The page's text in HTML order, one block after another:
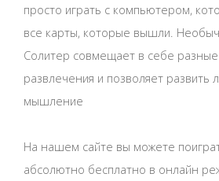
просто играть с компьютером,
все карты, которые вышли.
Солитер совмещает в себе
развлечения и позволяет развить
мышление
На нашем сайте вы можете
абсолютно бесплатно в онлайн